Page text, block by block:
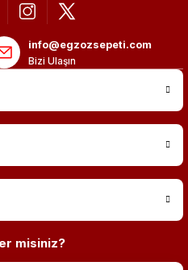
info@egzozsepeti.com
Bizi Ulaşın
misiniz?